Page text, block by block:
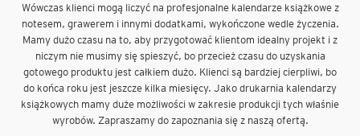
Wówczas klienci mogą liczyć na profesjonalne kalendarze książkowe z
notesem, grawerem i innymi dodatkami, wykończone wedle życzenia.
Mamy dużo czasu na to, aby przygotować klientom idealny projekt i z
niczym nie musimy się spieszyć, bo przecież czasu do uzyskania
gotowego produktu jest całkiem dużo. Klienci są bardziej cierpliwi, bo
do końca roku jest jeszcze kilka miesięcy. Jako drukarnia kalendarzy
książkowych mamy duże możliwości w zakresie produkcji tych właśnie
wyrobów. Zapraszamy do zapoznania się z naszą ofertą.